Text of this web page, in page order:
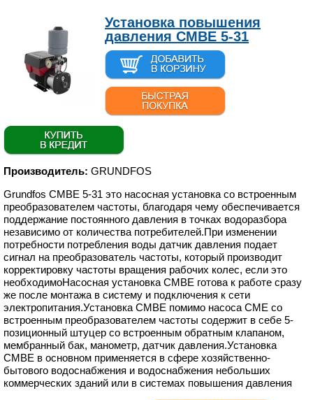
Установка повышения
давления CMBE 5-31
Производитель: GRUNDFOS
Grundfos CMBE 5-31 это насосная установка со встроенным
преобразователем частоты, благодаря чему обеспечивается
поддержание постоянного давления в точках водоразбора
независимо от количества потребителей.При изменении
потребности потребления воды датчик давления подает
сигнал на преобразователь частоты, который производит
корректировку частоты вращения рабочих колес, если это
необходимоНасосная установка CMBE готова к работе сразу
же после монтажа в систему и подключения к сети
электропитания.Установка CMBE помимо насоса CME со
встроенным преобразователем частоты содержит в себе 5-
позиционный штуцер со встроенным обратным клапаном,
мембранный бак, манометр, датчик давления.Установка
СМBЕ в основном применяется в сфере хозяйственно-
бытового водоснабжения и водоснабжения небольших
коммерческих зданий или в системах повышения давления